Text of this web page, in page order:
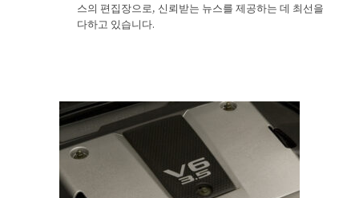
스의 편집장으로, 신뢰받는 뉴스를 제공하는 데 최선을
다하고 있습니다.